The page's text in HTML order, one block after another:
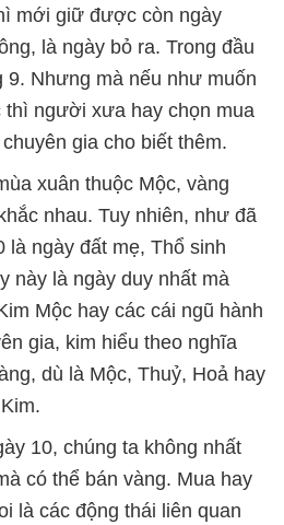
mới giữ được còn ngày
là ngày bỏ ra. Trong đầu
9. Nhưng mà nếu như muốn
người xưa hay chọn mua
gia cho biết thêm.
xuân thuộc Mộc, vàng
nhau. Tuy nhiên, như đã
là ngày đất mẹ, Thổ sinh
này là ngày duy nhất mà
Mộc hay các cái ngũ hành
gia, kim hiểu theo nghĩa
dù là Mộc, Thuỷ, Hoả hay
10, chúng ta không nhất
có thể bán vàng. Mua hay
là các động thái liên quan